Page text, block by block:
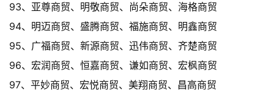
93、亚尊商贸、明敬商贸、尚朵商贸、海格商贸
94、明迈商贸、盛腾商贸、福施商贸、明鑫商贸
95、广福商贸、新源商贸、迅伟商贸、齐楚商贸
96、宏润商贸、恒嘉商贸、谦如商贸、宏枫商贸
97、平妙商贸、宏悦商贸、美翔商贸、昌高商贸